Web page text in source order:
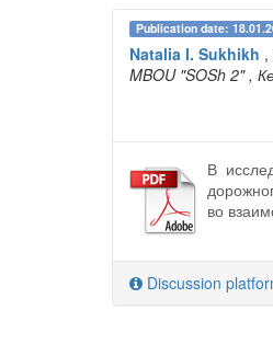
Publication date:
Natalia I. Sukhikh ,
MBOU "SOSh 2" ,
В
во
Discussion